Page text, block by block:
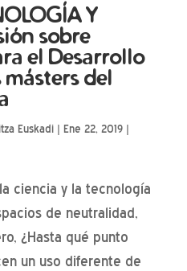
Y
sobre
el Desarrollo
del
Euskadi| Ene 22, 2019|
ciencia y la tecnología
de neutralidad,
¿Hasta qué punto
un uso diferente de